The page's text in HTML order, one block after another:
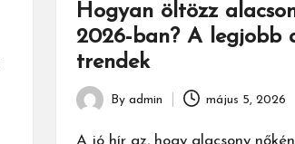
Hogyan öltözz
2026-ban? A legjobb
trendek
Posted
by
By admin május 5, 2026
A jó hír az, hogy alacsony